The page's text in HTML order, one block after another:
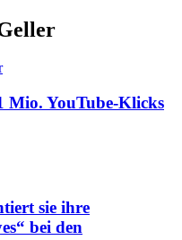
YouTube-Klicks
sie ihre
bei den